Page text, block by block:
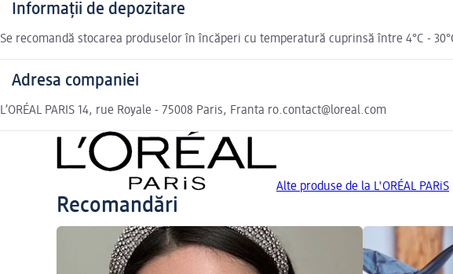
Informații de depozitare
Se recomandă stocarea produselor în încăperi cu temperatură cuprinsă între 4°C -
Adresa companiei
L’ORÉAL PARIS 14, rue Royale - 75008 Paris, Franta ro.contact@loreal.com
Alte produse de la L'ORÉAL PARiS
Recomandări